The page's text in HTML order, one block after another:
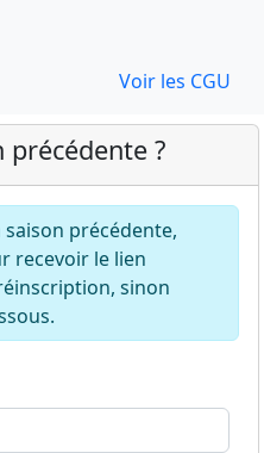
Voir les CGU
précédente ?
précédente,
recevoir le lien
sinon